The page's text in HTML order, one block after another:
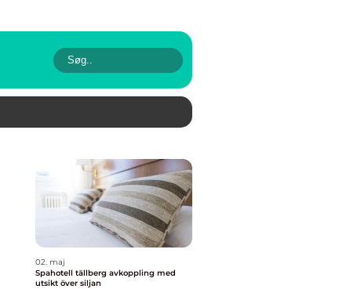
02. maj
Spahotell tällberg avkoppling med
utsikt över siljan